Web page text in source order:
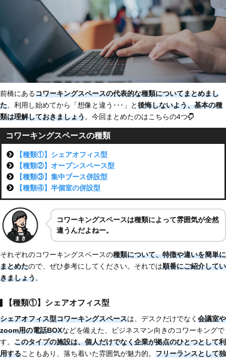
前橋にあるコワーキングスペースの代表的な種類についてまとめまし
た。利用し始めてから「想像と違う･･･」と後悔しないよう、基本の種
類は理解しておきましょう。今回まとめたのはこちらの4つ
コワーキングスペースの種類
【種類①】シェアオフィス型
【種類②】オープンスペース型
【種類③】集中ブース併設型
【種類④】半個室の併設型
コワーキングスペースは種類によって雰囲気が全然
違うんだよねー。
それぞれのコワーキングスペースの種類について、特徴や違いを簡単に
まとめたので、ぜひ参考にしてください。それでは順番にご紹介してい
きましょう。
【種類①】シェアオフィス型
シェアオフィス型コワーキングスペースは、デスクだけでなく 会議室や
zoom用の電話BOXなどを備えた、ビジネスマン向きのコワーキングで
す。 このタイプの施設は、個人だけでなく企業が拠点のひとつとして利
用することもあり、落ち着いた雰囲気が魅力的。 フリーランスとして独